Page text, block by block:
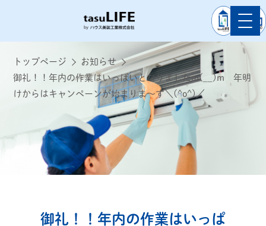
トップページ
お知らせ
御礼！！年内の作業はいっぱいとなりましたm(__)m 年明
けからはキャンペーンが始まりま～す＼(^o^)／
御礼！！年内の作業はいっぱ